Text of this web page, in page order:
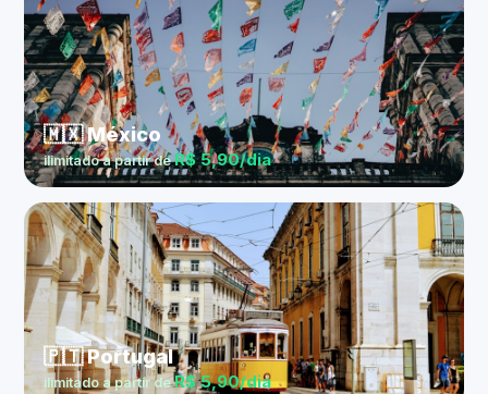
🇲🇽 México
ilimitado a partir deR$ 5,90/dia
🇵🇹 Portugal
ilimitado a partir deR$ 5,90/dia